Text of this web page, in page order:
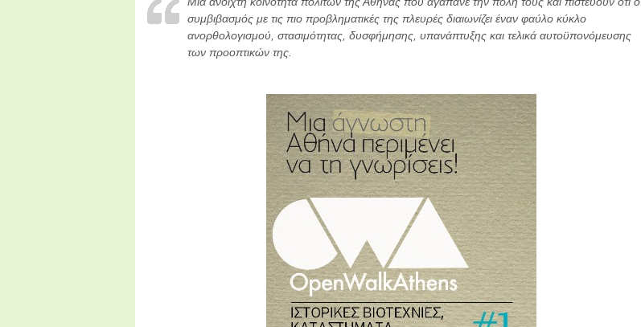
συμβιβασμός με τις πιο προβληματικές της πλευρές διαιωνίζει έναν φαύλο κύκλο
ανορθολογισμού, στασιμότητας, δυσφήμησης, υπανάπτυξης και τελικά αυτοϋπονόμευσης
των προοπτικών της.